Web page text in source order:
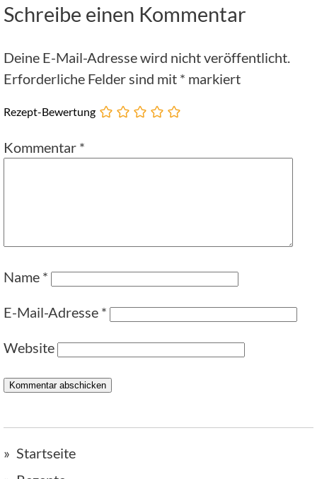
Schreibe einen Kommentar
Deine E-Mail-Adresse wird nicht veröffentlicht.
Erforderliche Felder sind mit * markiert
Rezept-Bewertung
Kommentar *
Name *
E-Mail-Adresse *
Website
Startseite